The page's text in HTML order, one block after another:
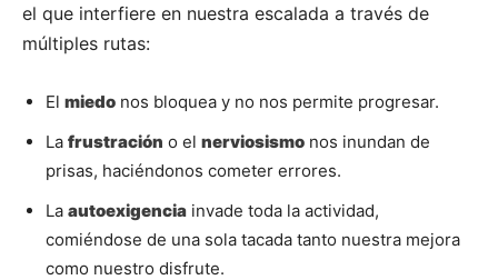
el que interfiere en nuestra escalada a través de
múltiples rutas:
El miedo nos bloquea y no nos permite progresar.
La frustración o el nerviosismo nos inundan de
prisas, haciéndonos cometer errores.
La autoexigencia invade toda la actividad,
comiéndose de una sola tacada tanto nuestra mejora
como nuestro disfrute.